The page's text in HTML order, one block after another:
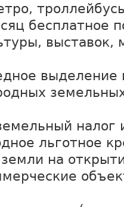
бесплатное
выставок,
налог
льготное
на